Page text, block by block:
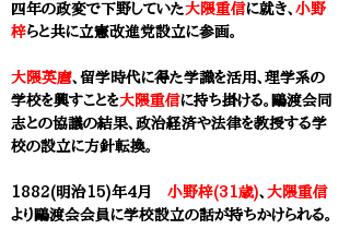
四年の政変で下野していた大隈重信に就き、 小野
梓らと共に立憲改進党設立に参画。
大隈英麿、 留学時代に得た学識を活用、理学系の
学校を興すことを大隈重信に持ち掛ける。 鷗渡会同
志との協議の結果、政治経済や法律を教授する学
校の設立に方針転換。
1882(明治15)年4月 小野梓(31歳)、 大隈重信
より 鷗渡会会員に学校設立の話が持ちかけられる。